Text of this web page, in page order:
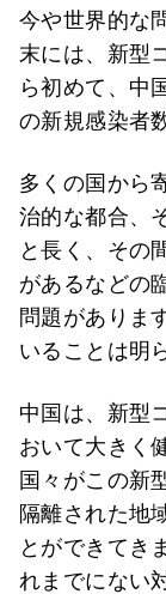
今や世界的な
末には、新型
ら初めて、中
の新規感染者
多くの国から
治的な都合、
と長く、その
があるなどの
問題がありま
いることは明
中国は、新型
おいて大きく
国々がこの新
隔離された地
とができてき
れまでにない